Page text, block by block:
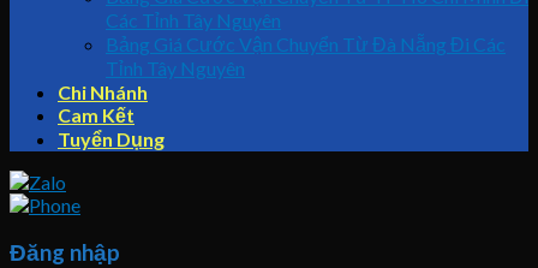
Các Tỉnh Tây Nguyên
Bảng Giá Cước Vận Chuyển Từ Đà Nẵng Đi Các
Tỉnh Tây Nguyên
Chi Nhánh
Cam Kết
Tuyển Dụng
Đăng nhập